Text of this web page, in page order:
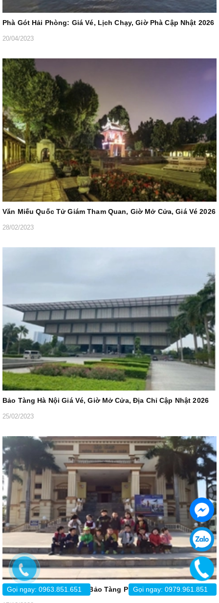
Phà Gót Hải Phòng: Giá Vé, Lịch Chạy, Giờ Phà Cập Nhật 2026
20/04/2023
Văn Miếu Quốc Tử Giám Tham Quan, Giờ Mở Cửa, Giá Vé 2026
28/02/2023
Bảo Tàng Hà Nội Giá Vé, Giờ Mở Cửa, Địa Chỉ Cập Nhật 2026
25/02/2023
Review, Kinh Nghiệm, Vé Bảo Tàng Phòng Không Không Quân
Gọi ngay: 0979.961.851
Gọi ngay: 0963.851.651